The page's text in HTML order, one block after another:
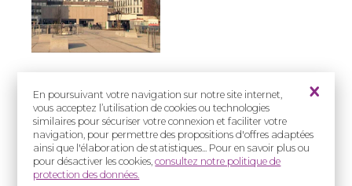
En poursuivant votre navigation sur notre site internet,
vous acceptez l’utilisation de cookies ou technologies
similaires pour sécuriser votre connexion et faciliter votre
navigation, pour permettre des propositions d'offres adaptées
ainsi que l'élaboration de statistiques... Pour en savoir plus ou
pour désactiver les cookies,consultez notre politique de
protection des données.
Prise en charge
:
Enfants et Adultes
Adresse(s) :
Hôpitaux